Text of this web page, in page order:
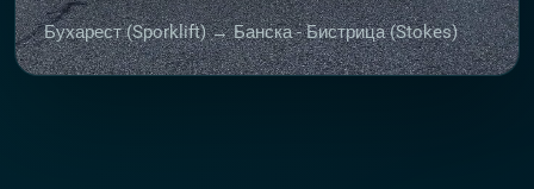
Бухарест (Sporklift) → Банска - Бистрица (Stokes)